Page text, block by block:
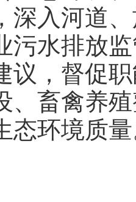
深入河道
污水排放
议，督促
、畜禽养
态环境质